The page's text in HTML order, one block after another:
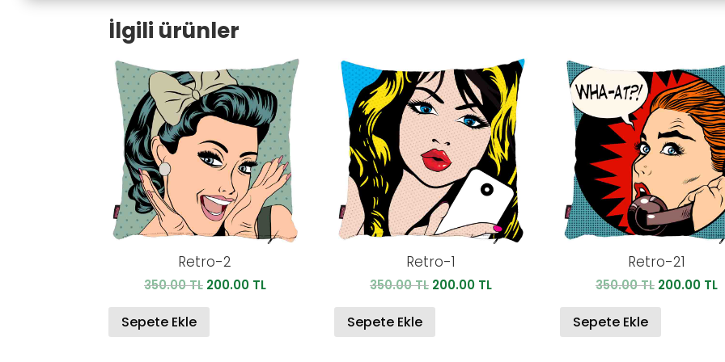
İlgili ürünler
Retro-2
350.00TL Orijinal
200.00 TLŞu
Sepete Ekle
Retro-1
350.00TL Orijinal
200.00 TLŞu
Sepete Ekle
Retro-21
350.00TL Orijinal
200.00 TLŞu
Sepete Ekle